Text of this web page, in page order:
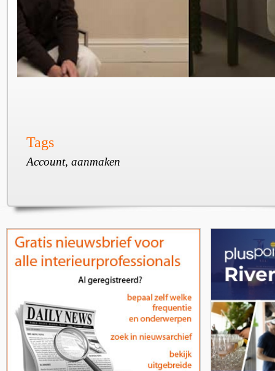
Tags
Account, aanmaken